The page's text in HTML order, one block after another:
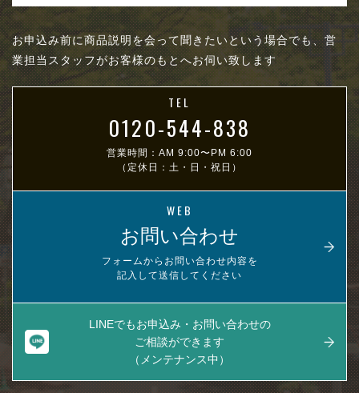
お申込み前に商品説明を会って聞きたいという場合でも、営
業担当スタッフがお客様のもとへお伺い致します
TEL
0120-544-838
営業時間：AM 9:00〜PM 6:00
（定休日：土・日・祝日）
WEB
お問い合わせ
フォームからお問い合わせ内容を
記入して送信してください
LINEでもお申込み・お問い合わせの
ご相談ができます
（メンテナンス中）